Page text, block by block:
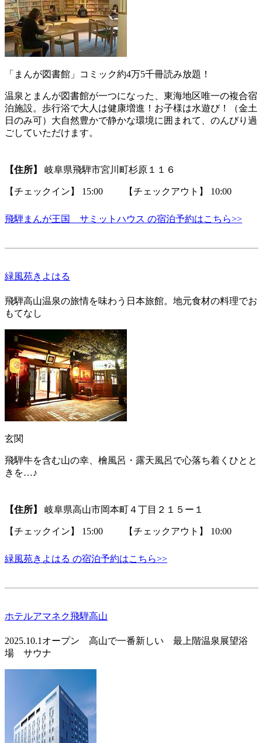
「まんが図書館」コミック約4万5千冊読み放題！
温泉とまんが図書館が一つになった、東海地区唯一の複合宿
泊施設。歩行浴で大人は健康増進！お子様は水遊び！（金土
日のみ可）大自然豊かで静かな環境に囲まれて、のんびり過
ごしていただけます。
【住所】 岐阜県飛騨市宮川町杉原１１６
【チェックイン】 15:00 【チェックアウト】 10:00
飛騨まんが王国 サミットハウス の宿泊予約はこちら>>
緑風苑きよはる
飛騨高山温泉の旅情を味わう日本旅館。地元食材の料理でお
もてなし
玄関
飛騨牛を含む山の幸、檜風呂・露天風呂で心落ち着くひとと
きを…♪
【住所】 岐阜県高山市岡本町４丁目２１５ー１
【チェックイン】 15:00 【チェックアウト】 10:00
緑風苑きよはる の宿泊予約はこちら>>
ホテルアマネク飛騨高山
2025.10.1オープン 高山で一番新しい 最上階温泉展望浴
場 サウナ